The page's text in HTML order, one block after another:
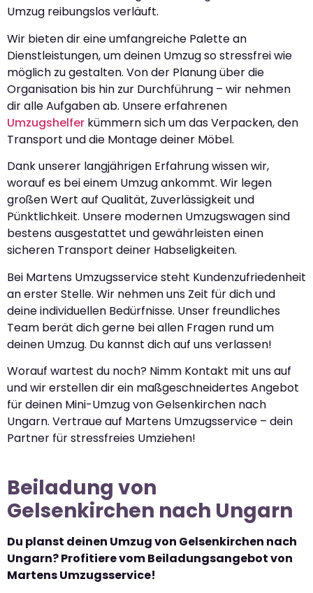
Umzug reibungslos verläuft.
Wir bieten dir eine umfangreiche Palette an
Dienstleistungen, um deinen Umzug so stressfrei wie
möglich zu gestalten. Von der Planung über die
Organisation bis hin zur Durchführung – wir nehmen
dir alle Aufgaben ab. Unsere erfahrenen
Umzugshelfer kümmern sich um das Verpacken, den
Transport und die Montage deiner Möbel.
Dank unserer langjährigen Erfahrung wissen wir,
worauf es bei einem Umzug ankommt. Wir legen
großen Wert auf Qualität, Zuverlässigkeit und
Pünktlichkeit. Unsere modernen Umzugswagen sind
bestens ausgestattet und gewährleisten einen
sicheren Transport deiner Habseligkeiten.
Bei Martens Umzugsservice steht Kundenzufriedenheit
an erster Stelle. Wir nehmen uns Zeit für dich und
deine individuellen Bedürfnisse. Unser freundliches
Team berät dich gerne bei allen Fragen rund um
deinen Umzug. Du kannst dich auf uns verlassen!
Worauf wartest du noch? Nimm Kontakt mit uns auf
und wir erstellen dir ein maßgeschneidertes Angebot
für deinen Mini-Umzug von Gelsenkirchen nach
Ungarn. Vertraue auf Martens Umzugsservice – dein
Partner für stressfreies Umziehen!
Beiladung von
Gelsenkirchen nach Ungarn
Du planst deinen Umzug von Gelsenkirchen nach
Ungarn? Profitiere vom Beiladungsangebot von
Martens Umzugsservice!